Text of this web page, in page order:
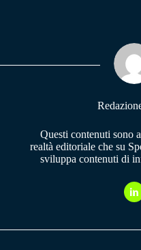
pp m
Questi contenuti sono
realtà editoriale che su
sviluppa contenuti di